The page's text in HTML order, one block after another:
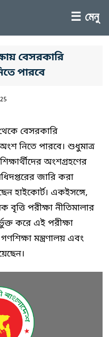
☰ মেনু
বেসরকারি
পারবে
বেসরকারি
অংশ নিতে পারবে। শুধুমাত্র
অংশগ্রহণের
জারি করা
হাইকোর্ট। একইসঙ্গে,
পরীক্ষা নীতিমালার
করে এই পরীক্ষা
মন্ত্রণালয় এবং